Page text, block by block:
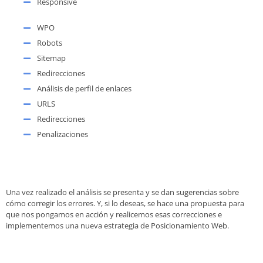
WPO
Robots
Sitemap
Redirecciones
Análisis de perfil de enlaces
URLS
Redirecciones
Penalizaciones
Una vez realizado el análisis se presenta y se dan sugerencias sobre
cómo corregir los errores. Y, si lo deseas, se hace una propuesta para
que nos pongamos en acción y realicemos esas correcciones e
implementemos una nueva estrategia de Posicionamiento Web.